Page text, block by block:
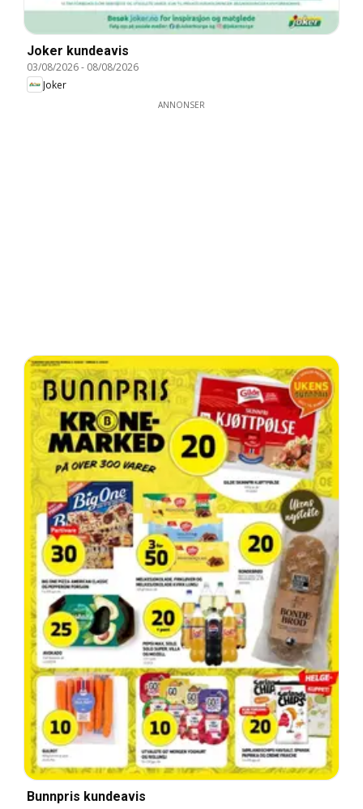
Joker kundeavis
03/08/2026- 08/08/2026
Joker
ANNONSER
Bunnpris kundeavis